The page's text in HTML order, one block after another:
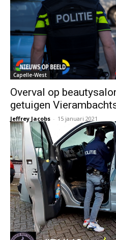
Capelle-West
Overval op
getuigen
Jeffrey Jacobs - 15 januari 2021